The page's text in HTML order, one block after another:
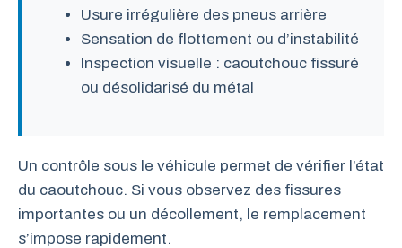
Usure irrégulière des pneus arrière
Sensation de flottement ou d’instabilité
Inspection visuelle : caoutchouc fissuré
ou désolidarisé du métal
Un contrôle sous le véhicule permet de vérifier l’état
du caoutchouc. Si vous observez des fissures
importantes ou un décollement, le remplacement
s’impose rapidement.